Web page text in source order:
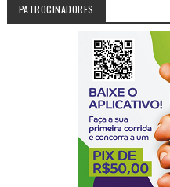
PATROCINADORES